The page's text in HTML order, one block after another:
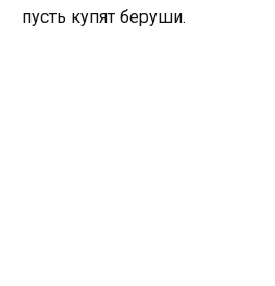
пусть купят беруши.